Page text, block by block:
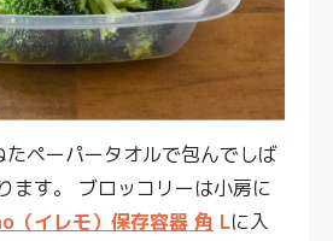
ペーパータオルで包んでしば
ます。 ブロッコリーは小房に
（イレモ）保存容器 角 Lに入